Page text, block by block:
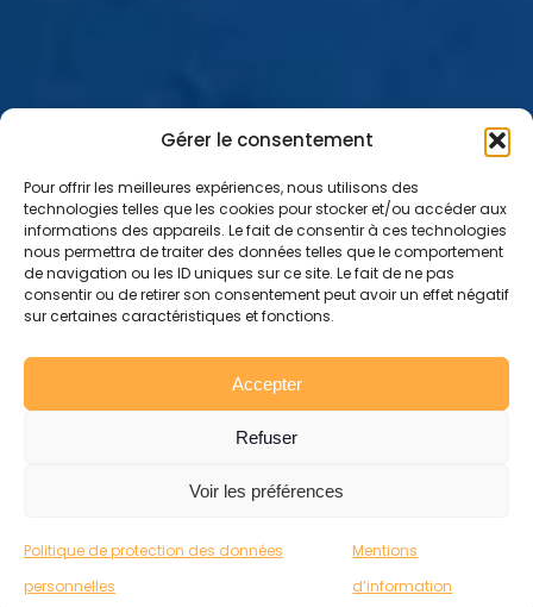
Gérer le consentement
Pour offrir les meilleures expériences, nous utilisons des
technologies telles que les cookies pour stocker et/ou accéder aux
informations des appareils. Le fait de consentir à ces technologies
nous permettra de traiter des données telles que le comportement
de navigation ou les ID uniques sur ce site. Le fait de ne pas
consentir ou de retirer son consentement peut avoir un effet négatif
sur certaines caractéristiques et fonctions.
Accepter
Refuser
Voir les préférences
Politique de protection des données
personnelles
Mentions
d’information